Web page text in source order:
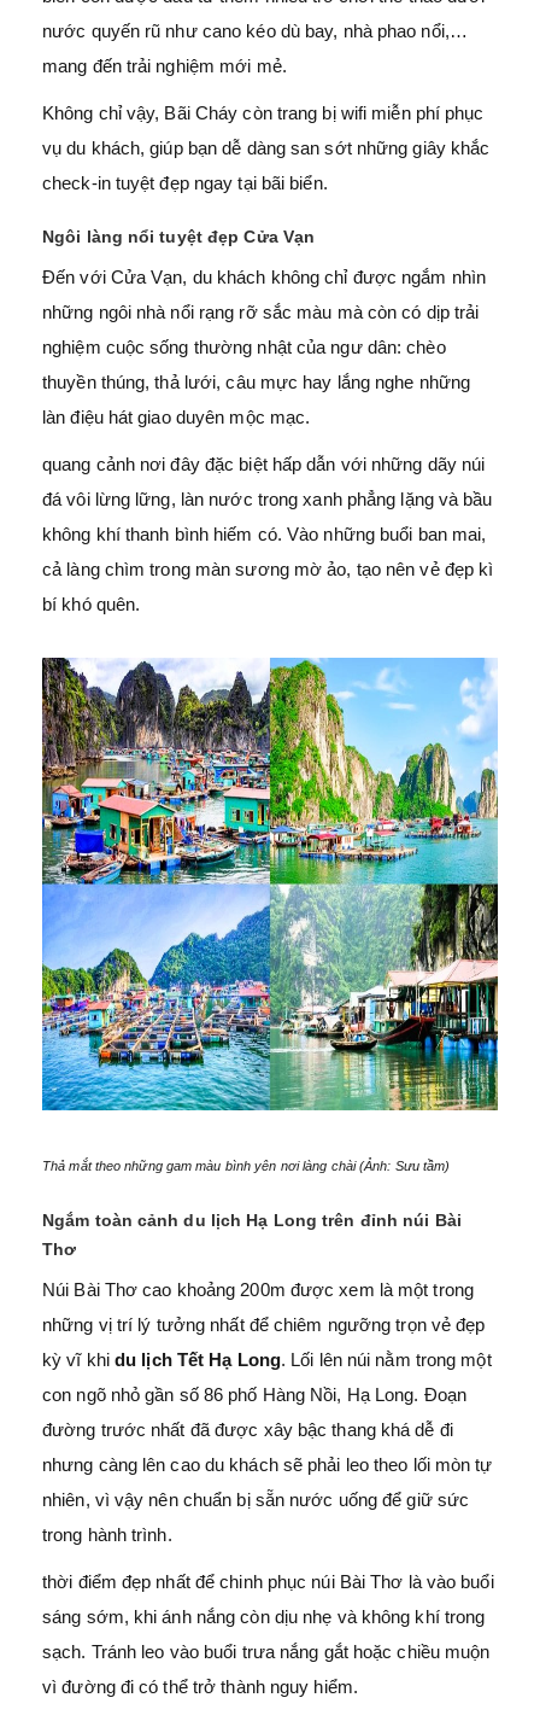
nước quyến rũ như cano kéo dù bay, nhà phao nổi,…
mang đến trải nghiệm mới mẻ.
Không chỉ vậy, Bãi Cháy còn trang bị wifi miễn phí phục
vụ du khách, giúp bạn dễ dàng san sớt những giây khắc
check-in tuyệt đẹp ngay tại bãi biển.
Ngôi làng nổi tuyệt đẹp Cửa Vạn
Đến với Cửa Vạn, du khách không chỉ được ngắm nhìn
những ngôi nhà nổi rạng rỡ sắc màu mà còn có dịp trải
nghiệm cuộc sống thường nhật của ngư dân: chèo
thuyền thúng, thả lưới, câu mực hay lắng nghe những
làn điệu hát giao duyên mộc mạc.
quang cảnh nơi đây đặc biệt hấp dẫn với những dãy núi
đá vôi lừng lững, làn nước trong xanh phẳng lặng và bầu
không khí thanh bình hiếm có. Vào những buổi ban mai,
cả làng chìm trong màn sương mờ ảo, tạo nên vẻ đẹp kì
bí khó quên.
Thả mắt theo những gam màu bình yên nơi làng chài (Ảnh: Sưu tầm)
Ngắm toàn cảnh du lịch Hạ Long trên đỉnh núi Bài
Thơ
Núi Bài Thơ cao khoảng 200m được xem là một trong
những vị trí lý tưởng nhất để chiêm ngưỡng trọn vẻ đẹp
kỳ vĩ khi du lịch Tết Hạ Long. Lối lên núi nằm trong một
con ngõ nhỏ gần số 86 phố Hàng Nồi, Hạ Long. Đoạn
đường trước nhất đã được xây bậc thang khá dễ đi
nhưng càng lên cao du khách sẽ phải leo theo lối mòn tự
nhiên, vì vậy nên chuẩn bị sẵn nước uống để giữ sức
trong hành trình.
thời điểm đẹp nhất để chinh phục núi Bài Thơ là vào buổi
sáng sớm, khi ánh nắng còn dịu nhẹ và không khí trong
sạch. Tránh leo vào buổi trưa nắng gắt hoặc chiều muộn
vì đường đi có thể trở thành nguy hiểm.